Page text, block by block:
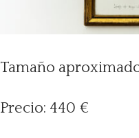
Tamaño
Precio: 440 €